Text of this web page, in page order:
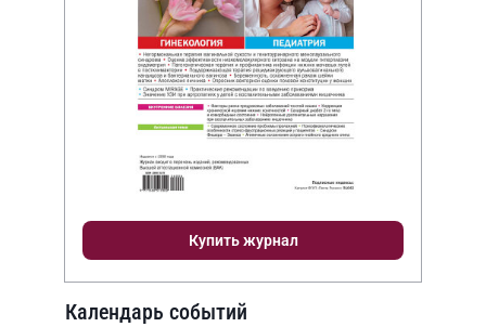
Купить журнал
Календарь событий